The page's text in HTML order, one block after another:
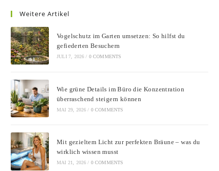
Weitere Artikel
Vogelschutz im Garten umsetzen: So hilfst du
gefiederten Besuchern
JULI 7, 2026 / 0 COMMENTS
Wie grüne Details im Büro die Konzentration
überraschend steigern können
MAI 29, 2026 / 0 COMMENTS
Mit gezieltem Licht zur perfekten Bräune – was du
wirklich wissen musst
MAI 21, 2026 / 0 COMMENTS